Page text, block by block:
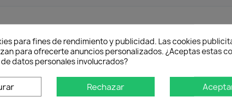
para fines de rendimiento y publicidad. Las cookies
para ofrecerte anuncios personalizados. ¿Aceptas estas
datos personales involucrados?
Rechazar